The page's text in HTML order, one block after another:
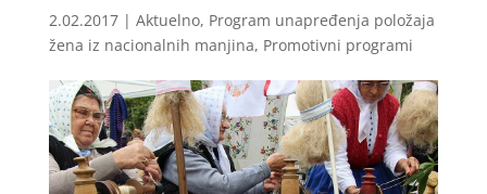
2.02.2017| Aktuelno, Program unapređenja položaja
žena iz nacionalnih manjina, Promotivni programi